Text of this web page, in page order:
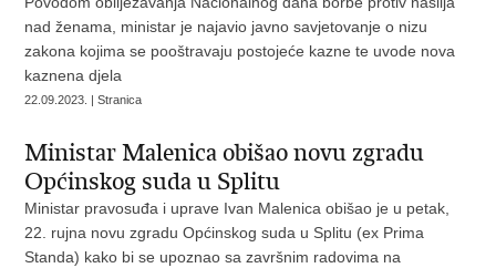
nad ženama, ministar je najavio javno savjetovanje o nizu
zakona kojima se pooštravaju postojeće kazne te uvode nova
kaznena djela
22.09.2023. | Stranica
Ministar Malenica obišao novu zgradu
Općinskog suda u Splitu
Ministar pravosuđa i uprave Ivan Malenica obišao je u petak,
22. rujna novu zgradu Općinskog suda u Splitu (ex Prima
Standa) kako bi se upoznao sa završnim radovima na